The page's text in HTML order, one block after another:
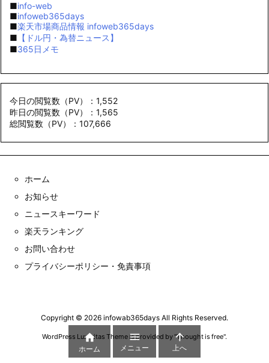
■info-web
■infoweb365days
■楽天市場商品情報 infoweb365days
■ 【ドル円・為替ニュース】
■365日メモ
今日の閲覧数（PV）：1,552
昨日の閲覧数（PV）：1,565
総閲覧数（PV）：107,666
ホーム
お知らせ
ニュースキーワード
楽天ランキング
お問い合わせ
プライバシーポリシー・免責事項
Copyright © 2026 infowab365days All Rights Reserved.
WordPress Luxeritas Theme is provided by "Thought is free".

ホーム

メニュー

上へ